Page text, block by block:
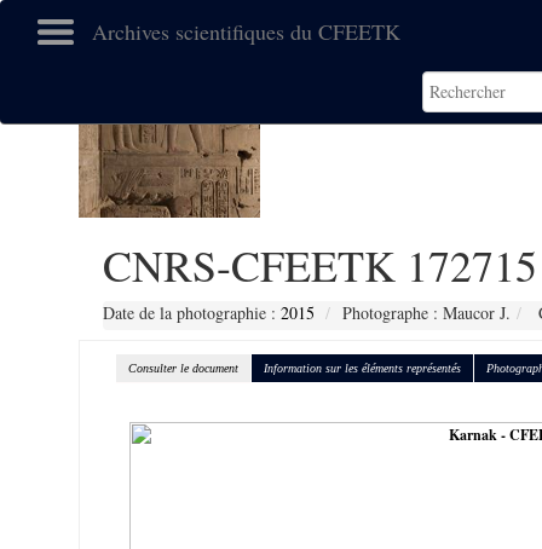
Archives scientifiques du CFEETK
CNRS-CFEETK 172715
Date de la photographie : 2015 Photographe : Maucor J.
Consulter le document Information sur les éléments représentés